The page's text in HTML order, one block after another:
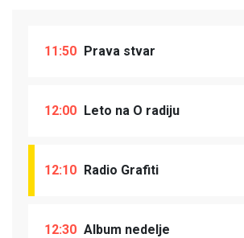
11:50 Prava stvar
12:00 Leto na O radiju
12:10 Radio Grafiti
12:30 Album nedelje